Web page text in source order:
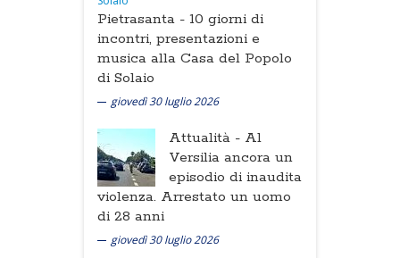
Pietrasanta - 10 giorni di
incontri, presentazioni e
musica alla Casa del Popolo
di Solaio
giovedì 30 luglio 2026
Attualità - Al
Versilia ancora un
episodio di inaudita
violenza. Arrestato un uomo
di 28 anni
giovedì 30 luglio 2026